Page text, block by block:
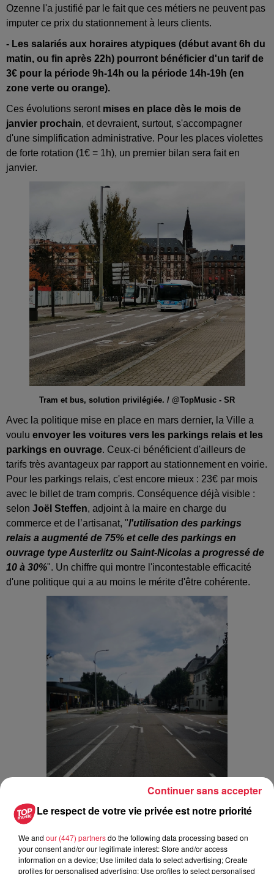
Ozenne l'a justifié par le fait que ces métiers ne peuvent pas
imputer ce prix du stationnement à leurs clients.
- Les salariés aux horaires atypiques (début avant 6h du
matin, ou fin après 22h) pourront bénéficier d'un tarif de
3€ pour la période 9h-14h ou la période 14h-19h (en
zone verte ou orange).
Ces évolutions seront mises en place dès le mois de
janvier prochain, et devraient, surtout, s'accompagner
d'une simplification administrative. Pour les places violettes
de forte rotation (1€ = 1h), un premier bilan sera fait en
janvier.
Tram et bus, solution privilégiée. / @TopMusic - SR
Avec la politique mise en place en mars dernier, la Ville a
voulu envoyer les voitures vers les parkings relais et les
parkings en ouvrage. Ceux-ci bénéficient d'ailleurs de
tarifs très avantageux par rapport au stationnement en voirie.
Pour les parkings relais, c'est encore mieux : 23€ par mois
avec le billet de tram compris. Conséquence déjà visible :
selon Joël Steffen, adjoint à la maire en charge du
commerce et de l’artisanat, "l'utilisation des parkings
relais a augmenté de 75% et celle des parkings en
ouvrage type Austerlitz ou Saint-Nicolas a progressé de
10 à 30%". Un chiffre qui montre l'incontestable efficacité
d'une politique qui a au moins le mérite d'être cohérente.
Demain, une ville sans voiture ?
Le respect de votre vie privée est notre priorité
We and our (447) partnersdo the following data processing based on
your consent and/or our legitimate interest: Store and/or access
information on a device; Use limited data to select advertising; Create
profiles for personalised advertising; Use profiles to select personalised
Continuer sans accepter